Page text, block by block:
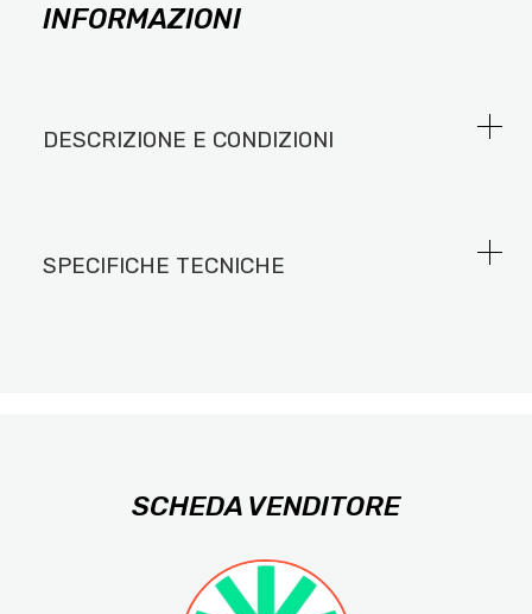
INFORMAZIONI
DESCRIZIONE E CONDIZIONI
SPECIFICHE TECNICHE
SCHEDA VENDITORE